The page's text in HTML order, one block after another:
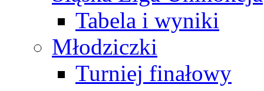
Tabela i wyniki
Młodziczki
Turniej finałowy